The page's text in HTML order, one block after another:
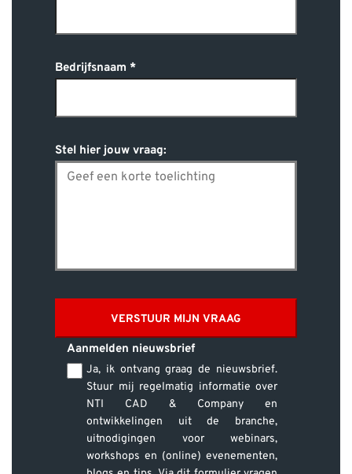
Bedrijfsnaam
Stel hier jouw vraag:
VERSTUUR MIJN VRAAG
Aanmelden nieuwsbrief
Ja, ik ontvang graag de nieuwsbrief.
Stuur mij regelmatig informatie over
NTI CAD & Company en
ontwikkelingen uit de branche,
uitnodigingen voor webinars,
workshops en (online) evenementen,